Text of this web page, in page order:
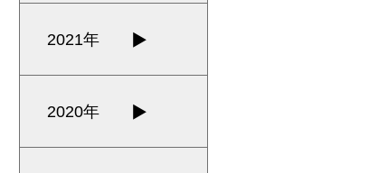
2021年
2020年